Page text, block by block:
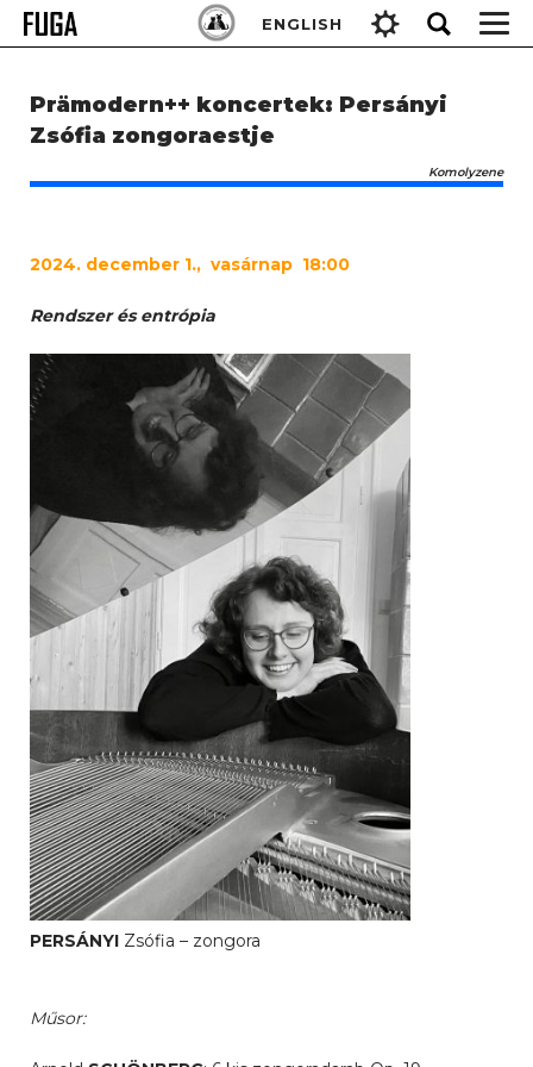
Skip
ENGLISH
Keresés:
Prämodern++ koncertek: Persányi
Zsófia zongoraestje
Komolyzene
2024. december 1., vasárnap 18:00
Rendszer és entrópia
PERSÁNYI Zsófia – zongora
Műsor: